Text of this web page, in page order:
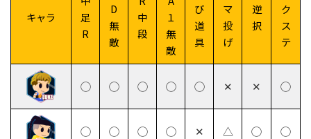
キャラ
足
R
D
無
敵
中
段
１
無
敵
び
道
具
マ
投
げ
逆
択
ク
ス
テ
◯ ◯ ◯ ◯ ◯ ✕ ✕ ◯
◯ ◯ ◯ ◯ ✕ △ ◯ ◯